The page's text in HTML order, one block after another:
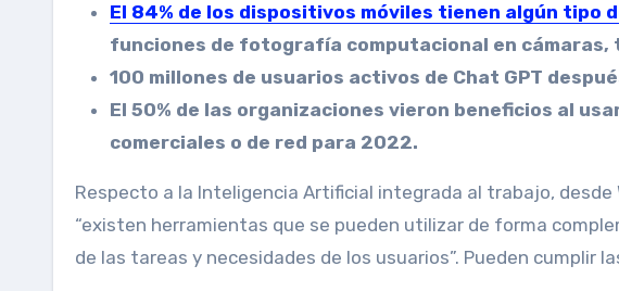
El 84% de los dispositivos móviles tienen algún tipo
funciones de fotografía computacional en
100 millones de usuarios activos de Chat GPT
El 50% de las organizaciones vieron beneficios al
comerciales o de red para 2022.
Respecto a la Inteligencia Artificial integrada al trabajo,
“existen herramientas que se pueden utilizar de forma
de las tareas y necesidades de los usuarios”. Pueden cumplir